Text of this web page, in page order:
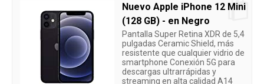
Nuevo Apple iPhone 12 Mini
(128 GB) - en Negro
Pantalla Super Retina XDR de 5,4
pulgadas Ceramic Shield, más
resistente que cualquier vidrio de
smartphone Conexión 5G para
descargas ultrarrápidas y
streaming en alta calidad A14